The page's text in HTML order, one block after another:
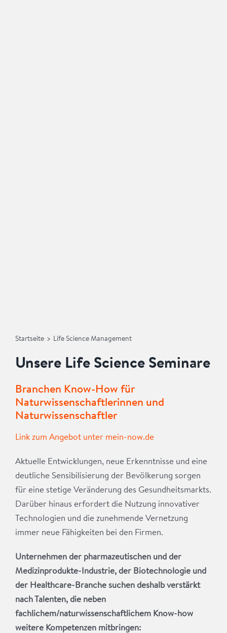
Startseite > Life Science Management
Unsere Life Science Seminare
Branchen Know-How für
Naturwissenschaftlerinnen und
Naturwissenschaftler
Link zum Angebot unter mein-now.de
Aktuelle Entwicklungen, neue Erkenntnisse und eine
deutliche Sensibilisierung der Bevölkerung sorgen
für eine stetige Veränderung des Gesundheitsmarkts.
Darüber hinaus erfordert die Nutzung innovativer
Technologien und die zunehmende Vernetzung
immer neue Fähigkeiten bei den Firmen.
Unternehmen der pharmazeutischen und der
Medizinprodukte-Industrie, der Biotechnologie und
der Healthcare-Branche suchen deshalb verstärkt
nach Talenten, die neben
fachlichem/naturwissenschaftlichem Know-how
weitere Kompetenzen mitbringen: